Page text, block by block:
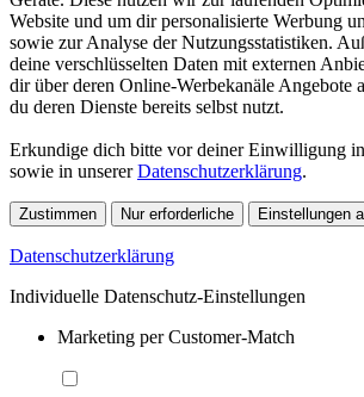
Website und um dir personalisierte Werbung
sowie zur Analyse der Nutzungsstatistiken.
deine verschlüsselten Daten mit externen
dir über deren Online-Werbekanäle Angebote
du deren Dienste bereits selbst nutzt.
Erkundige dich bitte vor deiner Einwilligung
sowie in unsererDatenschutzerklärung.
Zustimmen Nur erforderliche Einstellungen
Datenschutzerklärung
Individuelle Datenschutz-Einstellungen
Marketing per Customer-Match